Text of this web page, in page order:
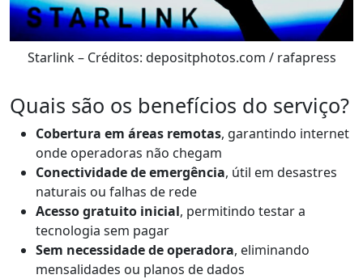
Starlink – Créditos: depositphotos.com / rafapress
Quais são os benefícios do serviço?
Cobertura em áreas remotas, garantindo internet
onde operadoras não chegam
Conectividade de emergência, útil em desastres
naturais ou falhas de rede
Acesso gratuito inicial, permitindo testar a
tecnologia sem pagar
Sem necessidade de operadora, eliminando
mensalidades ou planos de dados